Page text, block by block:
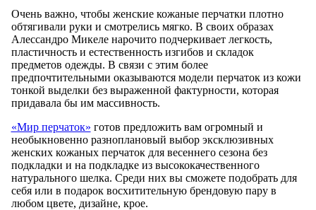
Очень важно, чтобы женские кожаные перчатки плотно
обтягивали руки и смотрелись мягко. В своих образах
Алессандро Микеле нарочито подчеркивает легкость,
пластичность и естественность изгибов и складок
предметов одежды. В связи с этим более
предпочтительными оказываются модели перчаток из кожи
тонкой выделки без выраженной фактурности, которая
придавала бы им массивность.
«Мир перчаток» готов предложить вам огромный и
необыкновенно разноплановый выбор эксклюзивных
женских кожаных перчаток для весеннего сезона без
подкладки и на подкладке из высококачественного
натурального шелка. Среди них вы сможете подобрать для
себя или в подарок восхитительную брендовую пару в
любом цвете, дизайне, крое.